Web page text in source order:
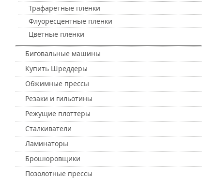
Трафаретные пленки
Флуоресцентные пленки
Цветные пленки
Биговальные машины
Купить Шреддеры
Обжимные прессы
Резаки и гильотины
Режущие плоттеры
Сталкиватели
Ламинаторы
Брошюровщики
Позолотные прессы